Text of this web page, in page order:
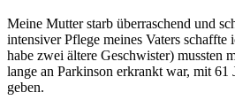
Meine Mutter starb überraschend und
intensiver Pflege meines Vaters
habe zwei ältere Geschwister) mussten
lange an Parkinson erkrankt war, mit 61
geben.